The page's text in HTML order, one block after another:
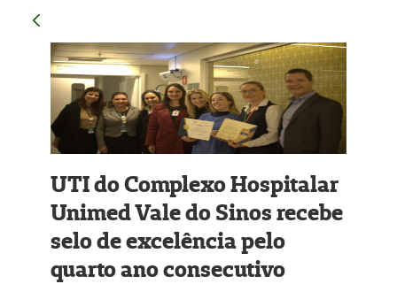
UTI do Complexo Hospitalar
Unimed Vale do Sinos recebe
selo de excelência pelo
quarto ano consecutivo